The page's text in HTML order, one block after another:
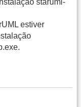
staruml-
estiver